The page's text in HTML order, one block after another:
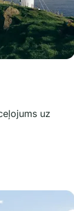
uz